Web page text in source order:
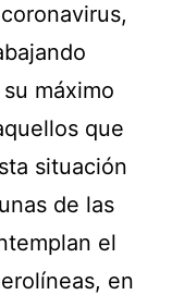
máximo
que
situación
de las
el
en